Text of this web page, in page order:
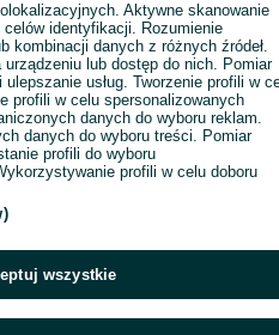
Aktywne skanowanie
identyfikacji. Rozumienie
kombinacji danych z różnych źródeł.
lub dostęp do nich. Pomiar
usług. Tworzenie profili w
profili w celu spersonalizowanych
danych do wyboru reklam.
danych do wyboru treści. Pomiar
profili do wyboru
profili w celu doboru
wszystkie